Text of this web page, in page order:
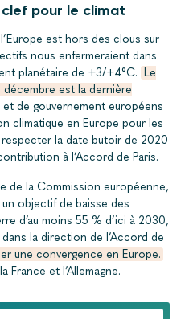
pour le climat
est hors des clous sur
nous enfermeraient dans
planétaire de +3/+4°C.
Le
décembre est la dernière
de gouvernement européens
climatique en Europe pour les
la date butoir de 2020
à l’Accord de Paris.
de la Commission européenne,
objectif de baisse des
d’au moins 55 % d’ici à 2030,
la direction de l’Accord de
une convergence en Europe.
France et l’Allemagne.